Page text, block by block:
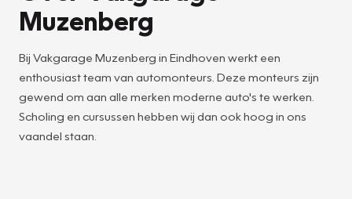
Muzenberg
Bij Vakgarage Muzenberg in Eindhoven werkt een
enthousiast team van automonteurs. Deze monteurs zijn
gewend om aan alle merken moderne auto's te werken.
Scholing en cursussen hebben wij dan ook hoog in ons
vaandel staan.